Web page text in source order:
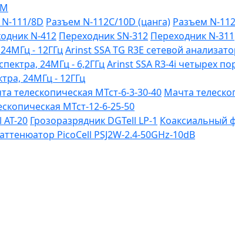
111/8D Разъем N-112C/10D (цанга) Разъем N-
N-412 Переходник SN-312 Переходник N-311
- 12ГГцArinst SSA TG R3Е сетевой
24МГц - 6,2ГГцArinst SSA R3-4i четырех
24МГц - 12ГГц
телескопическая МТст-6-3-30-40 Мачта
МТст-12-6-25-50
20 Грозоразрядник DGTell LP-1 Коаксиальный
PicoCell PSJ2W-2.4-50GHz-10dB